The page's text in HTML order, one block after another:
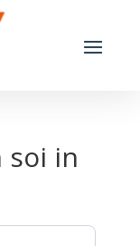
soi in